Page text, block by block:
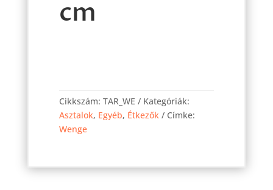
cm
asztal
Wenge
160
Cikkszám: TAR_WE
Kategóriák:
Asztalok, Egyéb, Étkezők
Címke:
Wenge